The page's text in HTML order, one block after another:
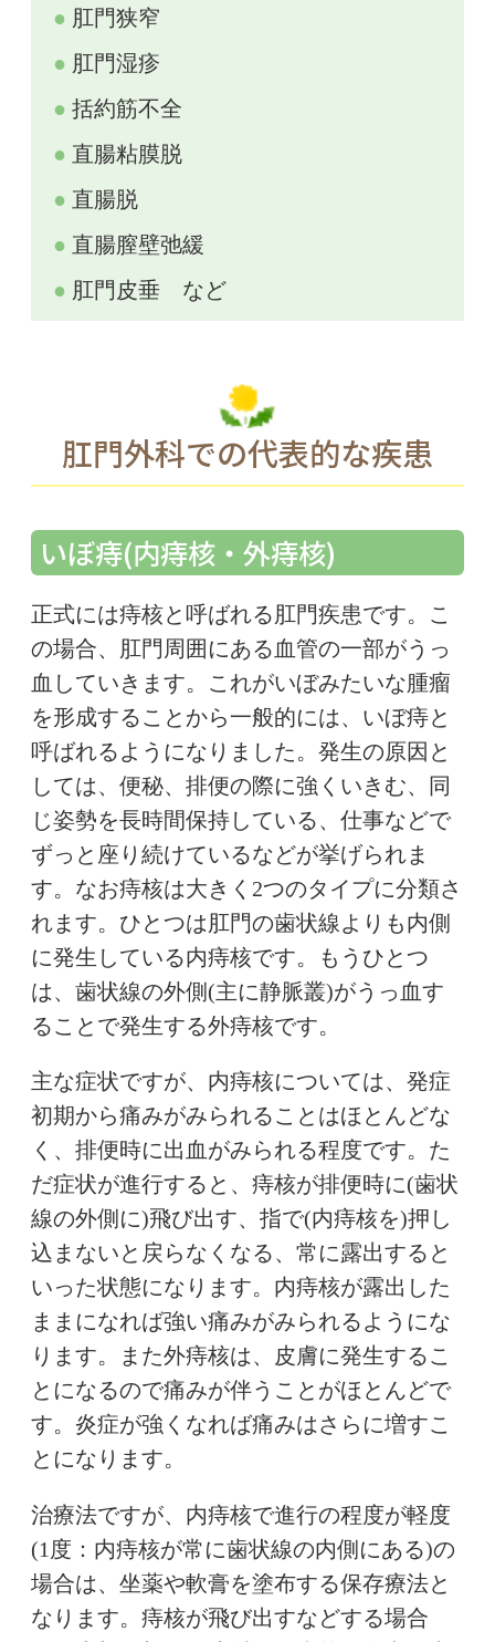
肛門狭窄
肛門湿疹
括約筋不全
直腸粘膜脱
直腸脱
直腸膣壁弛緩
肛門皮垂 など
肛門外科での代表的な疾患
いぼ痔(内痔核・外痔核)
正式には痔核と呼ばれる肛門疾患です。こ
の場合、肛門周囲にある血管の一部がうっ
血していきます。これがいぼみたいな腫瘤
を形成することから一般的には、いぼ痔と
呼ばれるようになりました。発生の原因と
しては、便秘、排便の際に強くいきむ、同
じ姿勢を長時間保持している、仕事などで
ずっと座り続けているなどが挙げられま
す。なお痔核は大きく2つのタイプに分類さ
れます。ひとつは肛門の歯状線よりも内側
に発生している内痔核です。もうひとつ
は、歯状線の外側(主に静脈叢)がうっ血す
ることで発生する外痔核です。
主な症状ですが、内痔核については、発症
初期から痛みがみられることはほとんどな
く、排便時に出血がみられる程度です。た
だ症状が進行すると、痔核が排便時に(歯状
線の外側に)飛び出す、指で(内痔核を)押し
込まないと戻らなくなる、常に露出すると
いった状態になります。内痔核が露出した
ままになれば強い痛みがみられるようにな
ります。また外痔核は、皮膚に発生するこ
とになるので痛みが伴うことがほとんどで
す。炎症が強くなれば痛みはさらに増すこ
とになります。
治療法ですが、内痔核で進行の程度が軽度
(1度：内痔核が常に歯状線の内側にある)の
場合は、坐薬や軟膏を塗布する保存療法と
なります。痔核が飛び出すなどする場合